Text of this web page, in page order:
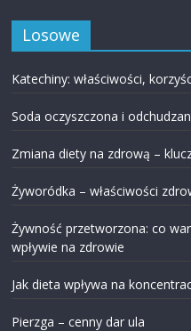
Losowe
Katechiny: właściwości,
Soda oczyszczona i
Zmiana diety na zdrową –
Żyworódka – właściwości
Żywność przetworzona: co
wpływie na zdrowie
Jak dieta wpływa na
Pierzga – cenny dar ula